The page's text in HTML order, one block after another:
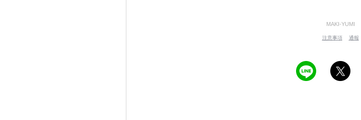
MAKI-YUMI
注意事項 通報